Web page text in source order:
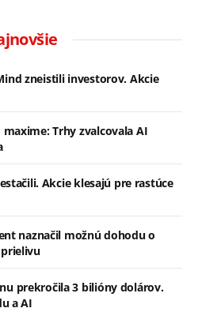
zneistili investorov. Akcie
Trhy zvalcovala AI
Akcie klesajú pre rastúce
naznačil možnú dohodu o
prekročila 3 bilióny dolárov.
a AI